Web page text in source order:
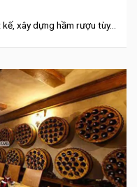
xây dựng hầm rượu tùy...